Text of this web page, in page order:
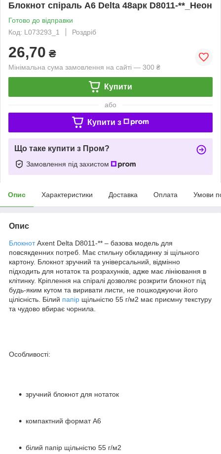
Блокнот спіраль А6 Delta 48арк D8011-**_Неон
Готово до відправки
Код: L073293_1
Роздріб
26,70 ₴
Мінімальна сума замовлення на сайті — 300 ₴
Купити
або
Купити з
Що таке купити з Пром?
Замовлення під захистом
Опис Характеристики Доставка Оплата Умови
Опис
БлокнотAxent Delta D8011-** – базова модель для
повсякденних потреб. Має стильну обкладинку зі щільного
картону. Блокнот зручний та універсальний, відмінно
підходить для нотаток та розрахунків, адже має лініювання в
клітинку. Кріплення на спіралі дозволяє розкрити блокнот під
будь-яким кутом та виривати листи, не пошкоджуючи його
цілісність. Білий папір щільністю 55 г/м2 має приємну текстуру
та чудово вбирає чорнила.
Особливості:
зручний блокнот для нотаток
компактний формат А6
білий папір щільністю 55 г/м2